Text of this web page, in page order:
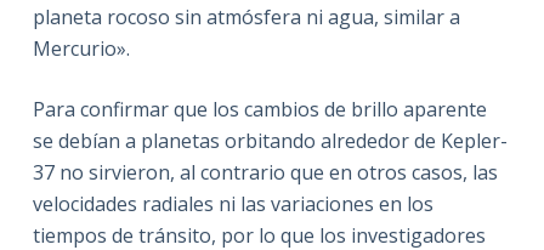
planeta rocoso sin atmósfera ni agua, similar a
Mercurio».
Para confirmar que los cambios de brillo aparente
se debían a planetas orbitando alrededor de Kepler-
37 no sirvieron, al contrario que en otros casos, las
velocidades radiales ni las variaciones en los
tiempos de tránsito, por lo que los investigadores